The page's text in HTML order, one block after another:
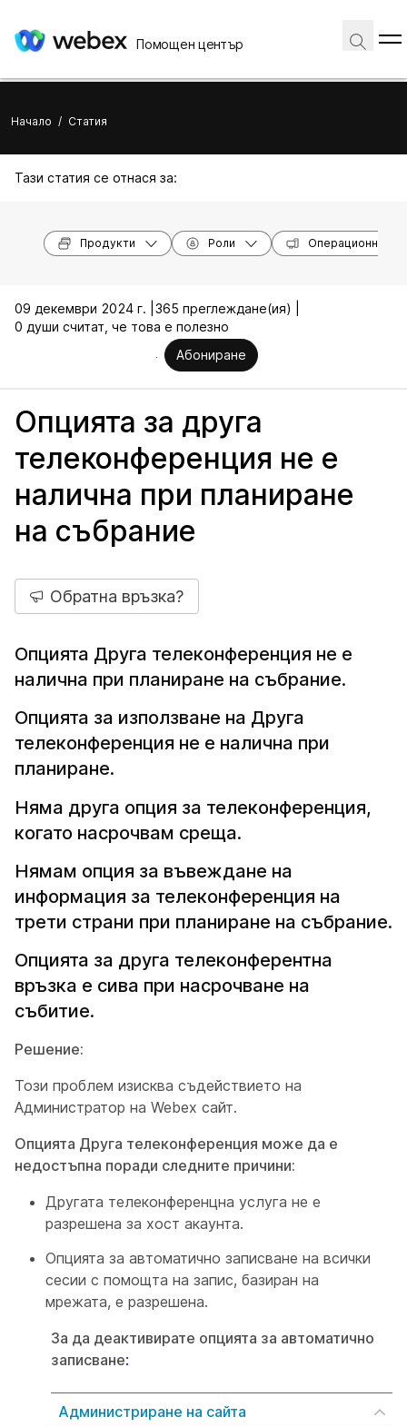
Помощен център
Начало / Статия
Тази статия се отнася за:
Продукти Роли Операционни
09 декември 2024 г. | 365 преглеждане(ия) |
0 души считат, че това е полезно
Абониране
Опцията за друга
телеконференция не е
налична при планиране
на събрание
Обратна връзка?
Опцията Друга телеконференция не е
налична при планиране на събрание.
Опцията за използване на Друга
телеконференция не е налична при
планиране.
Няма друга опция за телеконференция,
когато насрочвам среща.
Нямам опция за въвеждане на
информация за телеконференция на
трети страни при планиране на събрание.
Опцията за друга телеконферентна
връзка е сива при насрочване на
събитие.
Решение:
Този проблем изисква съдействието на
Администратор на Webex сайт.
Опцията Друга телеконференция може да е
недостъпна поради следните причини:
Другата телеконференцна услуга не е
разрешена за хост акаунта.
Опцията за автоматично записване на всички
сесии с помощта на запис, базиран на
мрежата, е разрешена.
За да деактивирате опцията за автоматично
записване:
Администриране на сайта